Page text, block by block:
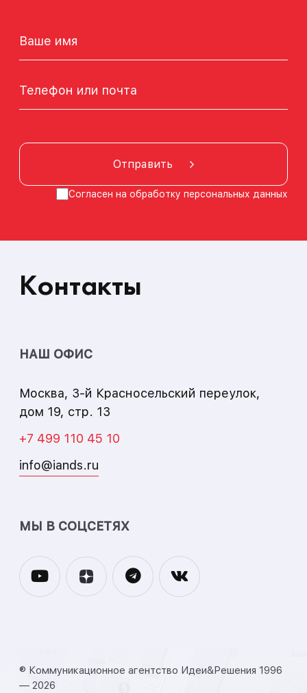
Отправить
Согласен на обработку персональных данных
Контакты
НАШ ОФИС
Москва, 3-й Красносельский переулок,
дом 19, стр. 13
+7 499 110 45 10
info@iands.ru
МЫ В СОЦСЕТЯХ
® Коммуникационное агентство Идеи&Решения 1996
— 2026